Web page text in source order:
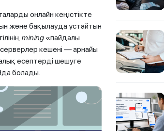
онлайн кеңістікте
және бақылауда ұстайтын
mining «пайдалы
серверлер кешені — арнайы
есептерді шешуге
болады.